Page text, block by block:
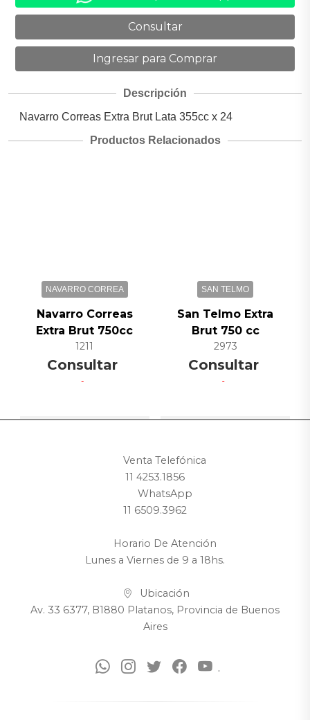
Descripción
Navarro Correas Extra Brut Lata 355cc x 24
Productos Relacionados
NAVARRO CORREA
Navarro Correas
Extra Brut 750cc
1211
Consultar
SAN TELMO
San Telmo Extra
Brut 750 cc
2973
Consultar
Venta Telefónica
11 4253.1856
WhatsApp
11 6509.3962
Horario De Atención
Lunes a Viernes de 9 a 18hs.
Ubicación
Av. 33 6377, B1880 Platanos, Provincia de Buenos
Aires
.